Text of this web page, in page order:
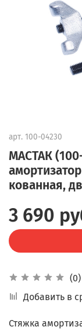
арт. 100-04230
МАСТАК
кованная,
(0)
Добавить в
3 690
Стяжка